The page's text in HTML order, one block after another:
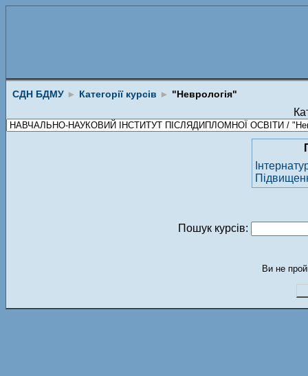
СДН БДМУ ► Категорії курсів ► "Неврологія"
Пошук курсів:
Ви не